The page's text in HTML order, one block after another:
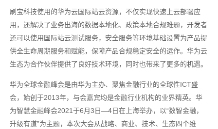
刷宝科技使用的华为云国际站云资源，不仅实现快速上云部署应
用，还解决了业务出海的数据本地化、政策本地合规难题，开发者
还可以使用国际站云测试服务，安全服务等环境基础设置为产品提
供全生命周期服务和赋能，保障产品合规稳定安全的运作。华为云
生态为合作伙伴提供了良好技术环境，同时也带来了更多的机遇。
华为全球金融峰会是由华为主办、聚焦金融行业的全球性ICT盛
会，始创于2013年，与会嘉宾均是金融行业机构的业界精英。华
为智慧金融峰会2021于6月3日—4日在上海举办，以“数智金融，
升级有道”为主题，本次大会从战略、商业、技术、生态四个维